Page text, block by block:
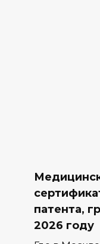
патента,
2026 году